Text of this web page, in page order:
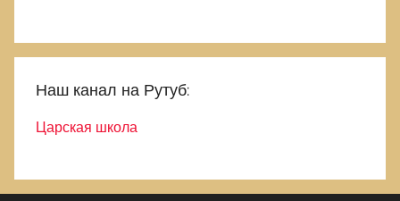
Наш канал на Рутуб:
Царская школа